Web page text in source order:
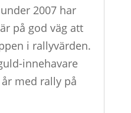
2007 har
på god väg att
i rallyvärden.
innehavare
med rally på